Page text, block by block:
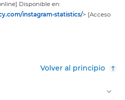
Disponible en:
instagram-statistics/> [Acceso
Volver al principio